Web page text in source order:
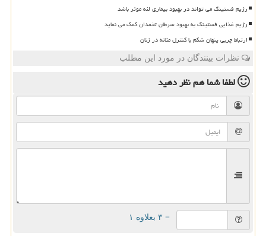
رژیم فستینگ می تواند در بهبود بیماری لثه موثر باشد
رژیم غذایی فستینگ به بهبود سرطان تخمدان کمک می نماید
ارتباط چربی پنهان شکم با کنترل مثانه در زنان
نظرات بینندگان در مورد این مطلب
لطفا شما همنظر دهید
= ۳ بعلاوه ۱